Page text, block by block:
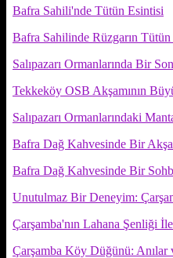
Bafra Sahili'nde Tütün Esintisi
Bafra Sahilinde Rüzgarın
Salıpazarı Ormanlarında Bir
Tekkeköy OSB Akşamının
Salıpazarı Ormanlarındaki
Bafra Dağ Kahvesinde Bir
Bafra Dağ Kahvesinde Bir
Unutulmaz Bir Deneyim:
Çarşamba'nın Lahana Şenliği
Çarşamba Köy Düğünü: Anılar